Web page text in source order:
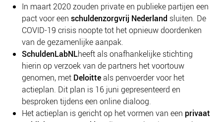
HET TEAM
ONZE PARTNERS
VACATURES
IN DE MEDIA
NIEUWS
BLOGS
In maart 2020 zouden private en publieke partijen een
pact voor een schuldenzorgvrij Nederland sluiten. De
COVID-19 crisis noopte tot het opnieuw doordenken
van de gezamenlijke aanpak.
SchuldenLabNLheeft als onafhankelijke stichting
hierin op verzoek van de partners het voortouw
genomen, met Deloitteals penvoerder voor het
actieplan. Dit plan is 16 juni gepresenteerd en
besproken tijdens een online dialoog.
Het actieplan is gericht op het vormen van een privaat